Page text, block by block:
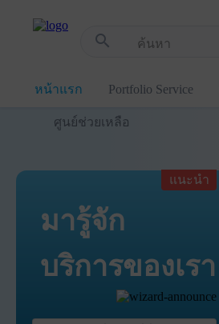
search
หน้าแรก Portfolio Service
ศูนย์ช่วยเหลือ
แนะนำ
มารู้จัก
บริการของเรา